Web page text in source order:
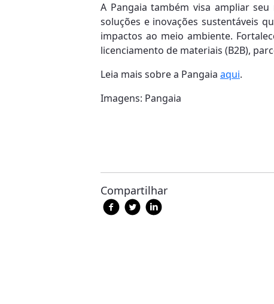
A Pangaia também visa ampliar
soluções e inovações sustentáveis
impactos ao meio ambiente.
licenciamento de materiais (B2B),
Leia mais sobre a Pangaia aqui.
Imagens: Pangaia
Compartilhar